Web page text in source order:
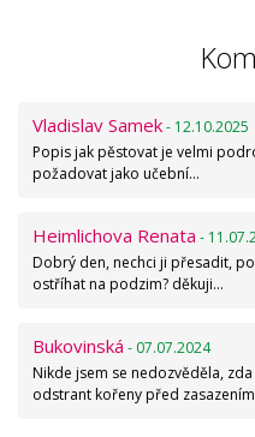
Vladislav Samek- 12.10.2025
Popis jak pěstovat je velmi
požadovat jako učební…
Heimlichova Renata -
Dobrý den, nechci ji přesadit,
ostříhat na podzim? děkuji…
Bukovinská - 07.07.2024
Nikde jsem se nedozvěděla,
odstrant kořeny před